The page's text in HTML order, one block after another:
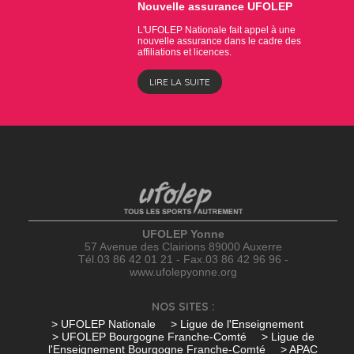
Nouvelle assurance UFOLEP
L'UFOLEP Nationale fait appel à une
nouvelle assurance dans le cadre des
affiliations et licences.
LIRE LA SUITE
UFOLEP Yonne
57 Avenue des Clairions 89000 Auxerre
Tél.03 86 42 01 21 - Fax.03 86 42 96 96 -
www.ufolepyonne.org
NOS SITES :
> UFOLEP Nationale
> Ligue de l'Enseignement
> UFOLEP Bourgogne Franche-Comté
> Ligue de
l'Enseignement Bourgogne Franche-Comté
> APAC